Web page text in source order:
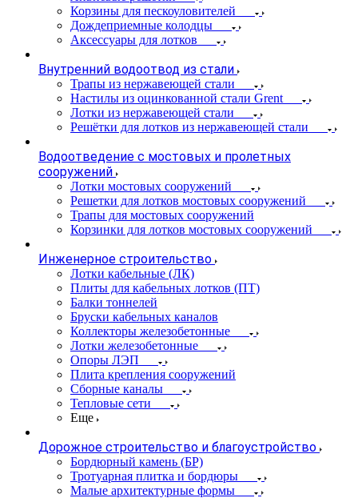
Корзины для пескоуловителей
Дождеприемные колодцы
Аксессуары для лотков
Внутренний водоотвод из стали
Трапы из нержавеющей стали
Настилы из оцинкованной стали Grent
Лотки из нержавеющей стали
Решётки для лотков из нержавеющей стали
Водоотведение с мостовых и пролетных
сооружений
Лотки мостовых сооружений
Решетки для лотков мостовых сооружений
Трапы для мостовых сооружений
Корзинки для лотков мостовых сооружений
Инженерное строительство
Лотки кабельные (ЛК)
Плиты для кабельных лотков (ПТ)
Балки тоннелей
Бруски кабельных каналов
Коллекторы железобетонные
Лотки железобетонные
Опоры ЛЭП
Плита крепления сооружений
Сборные каналы
Тепловые сети
Еще
Дорожное строительство и благоустройство
Бордюрный камень (БР)
Тротуарная плитка и бордюры
Малые архитектурные формы